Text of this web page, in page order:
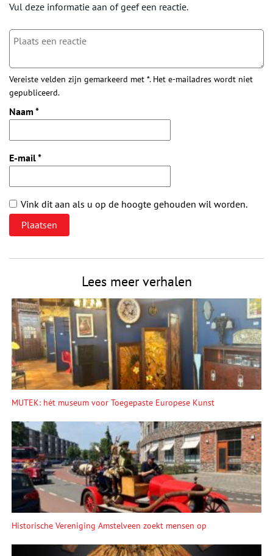
Vul deze informatie aan of geef een reactie.
Vereiste velden zijn gemarkeerd met *. Het e-mailadres wordt niet
gepubliceerd.
Naam *
E-mail*
Vink dit aan als u op de hoogte gehouden wil worden.
Lees meer verhalen
MUTEK: hét museum voor Toegepaste Europese Kunst
Historische Vereniging Amstelveen zoekt mensen op